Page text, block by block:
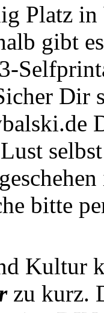
Platz in
gibt
Dir
bitte
Kultur
zu kurz.